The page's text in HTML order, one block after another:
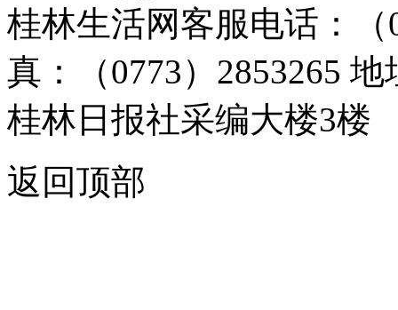
桂林生活网客服电话：（
真：（0773）2853265
桂林日报社采编大楼3楼
返回顶部